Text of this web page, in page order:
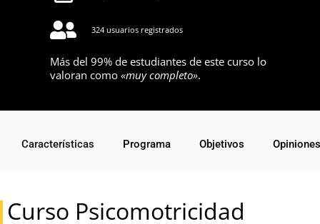
324 usuarios registrados
Más del 99% de estudiantes de este curso lo
valoran como «muy completo».
Características Programa Objetivos Opiniones
Curso Psicomotricidad